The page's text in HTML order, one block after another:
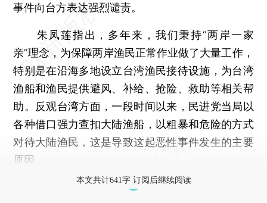
事件向台方表达强烈谴责。
朱凤莲指出，多年来，我们秉持“两岸一家
亲”理念，为保障两岸渔民正常作业做了大量工作，
特别是在沿海多地设立台湾渔民接待设施，为台湾
渔船和渔民提供避风、补给、抢险、救助等相关帮
助。反观台湾方面，一段时间以来，民进党当局以
各种借口强力查扣大陆渔船，以粗暴和危险的方式
对待大陆渔民，这是导致这起恶性事件发生的主要
原因。
本文共计641字 订阅后继续阅读